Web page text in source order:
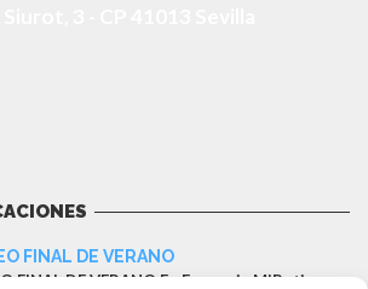
FINAL DE VERANO
FINAL DE VERANO En Farmacia MiBotica